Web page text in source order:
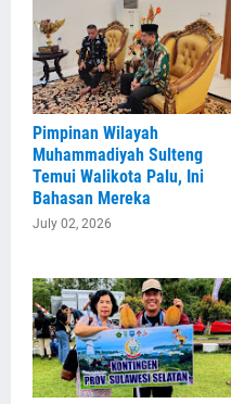
Pimpinan Wilayah
Muhammadiyah Sulteng
Temui Walikota Palu, Ini
Bahasan Mereka
July 02, 2026